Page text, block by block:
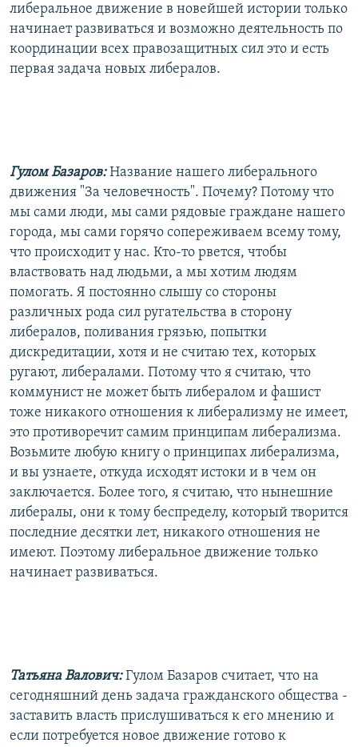
либеральное движение в новейшей истории только
начинает развиваться и возможно деятельность по
координации всех правозащитных сил это и есть
первая задача новых либералов.
Гулом Базаров:Название нашего либерального
движения "За человечность". Почему? Потому что
мы сами люди, мы сами рядовые граждане нашего
города, мы сами горячо сопереживаем всему тому,
что происходит у нас. Кто-то рвется, чтобы
властвовать над людьми, а мы хотим людям
помогать. Я постоянно слышу со стороны
различных рода сил ругательства в сторону
либералов, поливания грязью, попытки
дискредитации, хотя и не считаю тех, которых
ругают, либералами. Потому что я считаю, что
коммунист не может быть либералом и фашист
тоже никакого отношения к либерализму не имеет,
это противоречит самим принципам либерализма.
Возьмите любую книгу о принципах либерализма,
и вы узнаете, откуда исходят истоки и в чем он
заключается. Более того, я считаю, что нынешние
либералы, они к тому беспределу, который творится
последние десятки лет, никакого отношения не
имеют. Поэтому либеральное движение только
начинает развиваться.
Татьяна Валович:Гулом Базаров считает, что на
сегодняшний день задача гражданского общества -
заставить власть прислушиваться к его мнению и
если потребуется новое движение готово к